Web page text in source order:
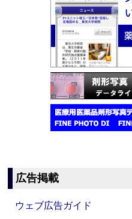
広告掲載
ウェブ広告ガイド